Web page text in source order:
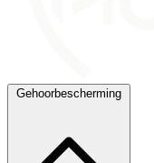
Gehoorbescherming